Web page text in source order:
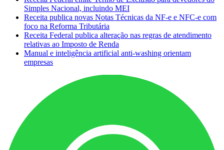
Simples Nacional, incluindo MEI
Receita publica novas Notas Técnicas da NF-e e NFC-e com
foco na Reforma Tributária
Receita Federal publica alteração nas regras de atendimento
relativas ao Imposto de Renda
Manual e inteligência artificial anti-washing orientam
empresas